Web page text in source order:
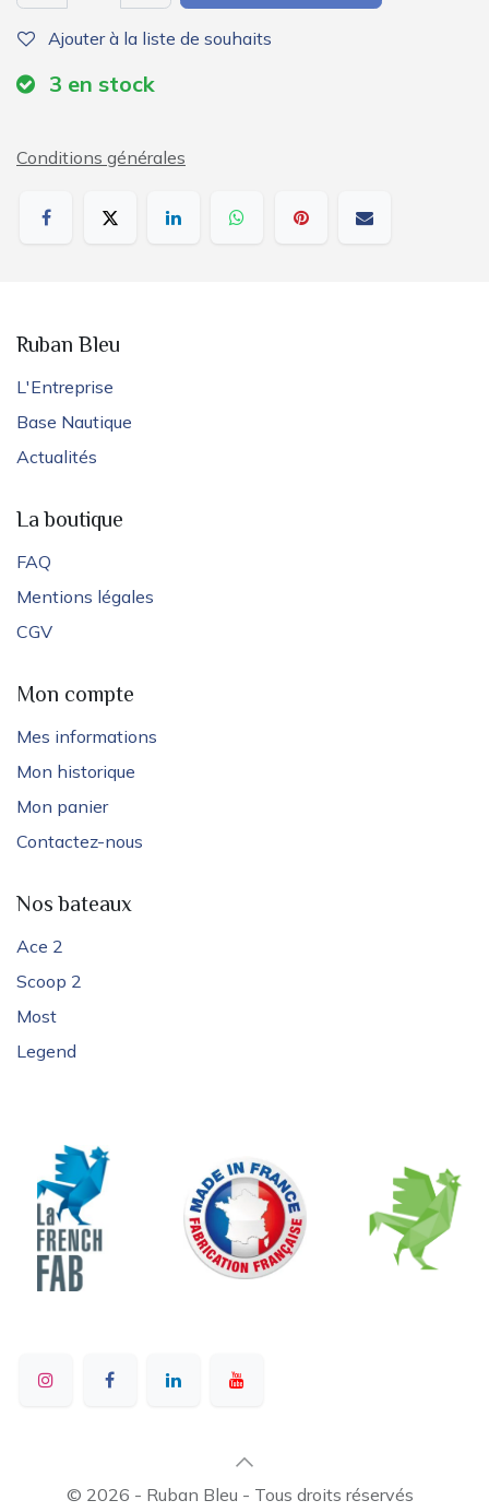
Ajouter à la liste de souhaits
3 en stock
Conditions générales
Ruban Bleu
L'Entreprise
Base Nautique
Actualités
La boutique
FAQ
Mentions légales
CGV
Mon compte
Mes informations
Mon historique
Mon panier
Contactez-nous
Nos bateaux
Ace 2
Scoop 2
Most
Legend
© 2026 - Ruban Bleu - Tous droits réservés